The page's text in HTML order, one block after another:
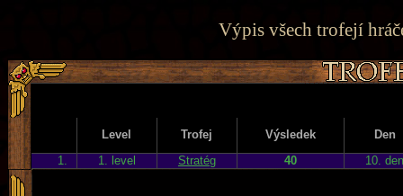
Výpis všech trofejí
Level Trofej Výsledek
Den
1.
1. level Stratég 40 10.